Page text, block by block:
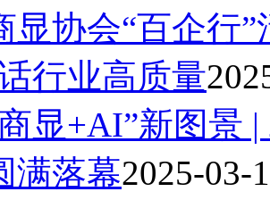
显协会“百企行
行业高质量
显+AI”新图景
满落幕2025-03-